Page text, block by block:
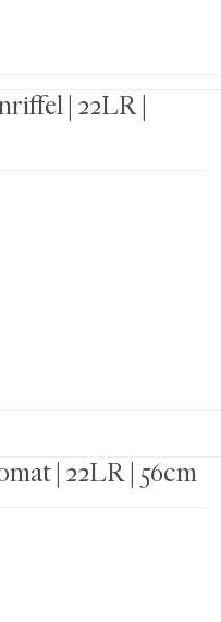
| 22LR |
| 22LR | 56cm